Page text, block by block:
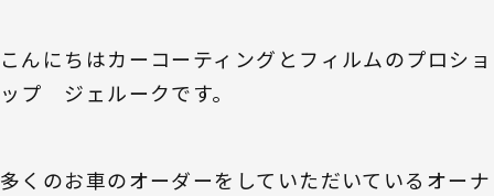
こんにちはカーコーティングとフィルムのプロショ
ップ ジェルークです。
多くのお車のオーダーをしていただいているオーナ